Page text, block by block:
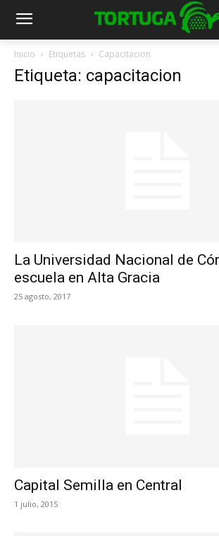
Inicio Etiquetas Capacitacion
Etiqueta: capacitacion
La Universidad Nacional de
escuela en Alta Gracia
25 agosto, 2017
Capital Semilla en Central
1 julio, 2015